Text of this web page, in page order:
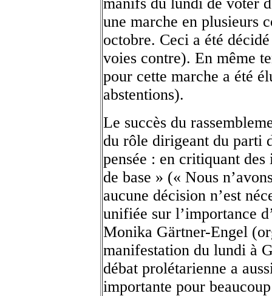
une marche en plusieurs
octobre. Ceci a été
voies contre). En même
pour cette marche a été
abstentions).
Le succès du
du rôle dirigeant du parti
pensée : en critiquant
de base » (« Nous
aucune décision n’est
unifiée sur l’importance
Monika Gärtner-Engel
manifestation du lundi à
débat prolétarienne a
importante pour